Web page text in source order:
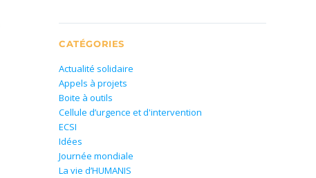
CATÉGORIES
Actualité solidaire
Appels à projets
Boite à outils
Cellule d’urgence et d'intervention
ECSI
Idées
Journée mondiale
La vie d’HUMANIS